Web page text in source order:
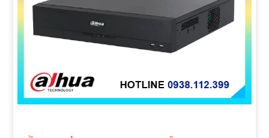
lượng. Nếu bạn có thêm câu hỏi hoặc cần tư vấn thêm,
đừng ngần ngại để lại Cung cấp cho công trình biết.